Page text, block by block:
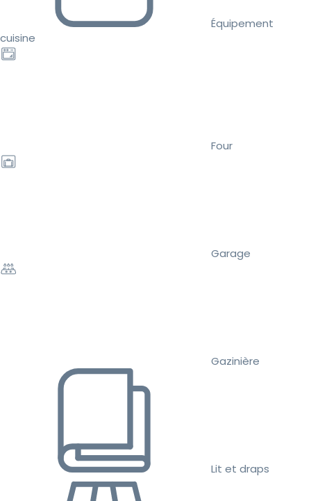
Équipement
cuisine
Four
Garage
Gazinière
Lit et draps